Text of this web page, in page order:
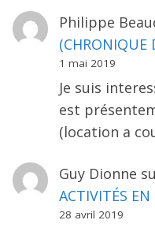
Philippe
(CHRONIQUE
1 mai 2019
Je suis
est
(location a
Guy Dionne
ACTIVITÉS EN
28 avril 2019